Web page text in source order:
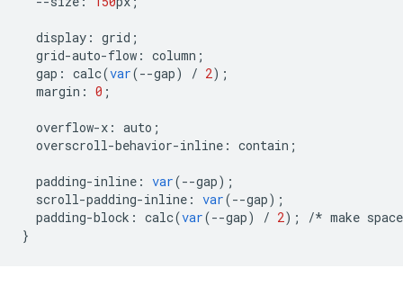
display : grid ;
grid-auto-flow : column ;
gap : calc(var(--gap) / 2);
margin : 0 ;
overflow-x : auto ;
overscroll-behavior-inline : contain ;
padding-inline : var(--gap);
scroll-padding-inline : var(--gap);
padding-block : calc(var(--gap) / 2); /* make space
}